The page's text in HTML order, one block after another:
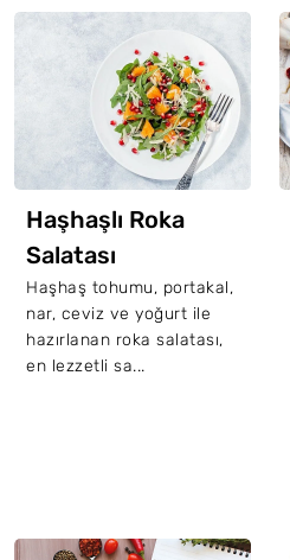
Haşhaşlı Roka
Salatası
Haşhaş tohumu, portakal,
nar, ceviz ve yoğurt ile
hazırlanan roka salatası,
en lezzetli sa...